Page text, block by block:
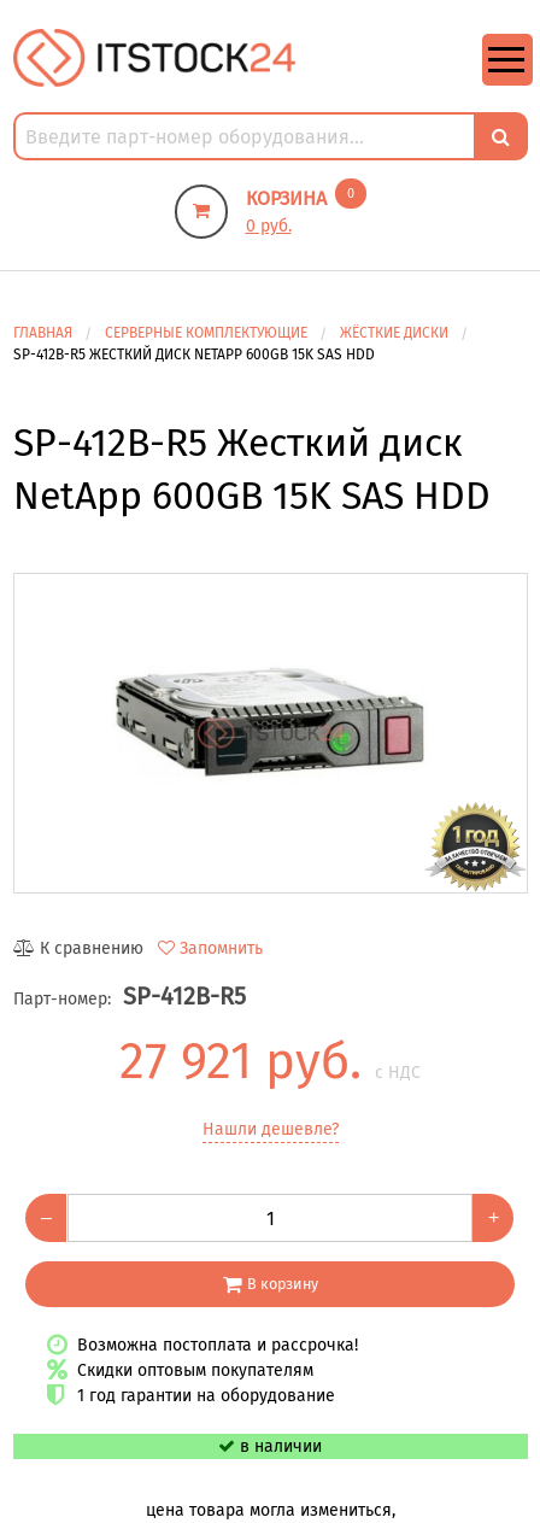
КОРЗИНА 0
0 руб.
ГЛАВНАЯ СЕРВЕРНЫЕ КОМПЛЕКТУЮЩИЕ
ЖЁСТКИЕ ДИСКИ
SP-412B-R5 ЖЕСТКИЙ ДИСК NETAPP 600GB 15K SAS HDD
SP-412B-R5 Жесткий диск
NetApp 600GB 15K SAS HDD
К сравнению Запомнить
Парт-номер: SP-412B-R5
27 921 руб. с НДС
Нашли дешевле?
– +
В корзину
Возможна постоплата и рассрочка!
Скидки оптовым покупателям
1 год гарантии на оборудование
в наличии
цена товара могла измениться,